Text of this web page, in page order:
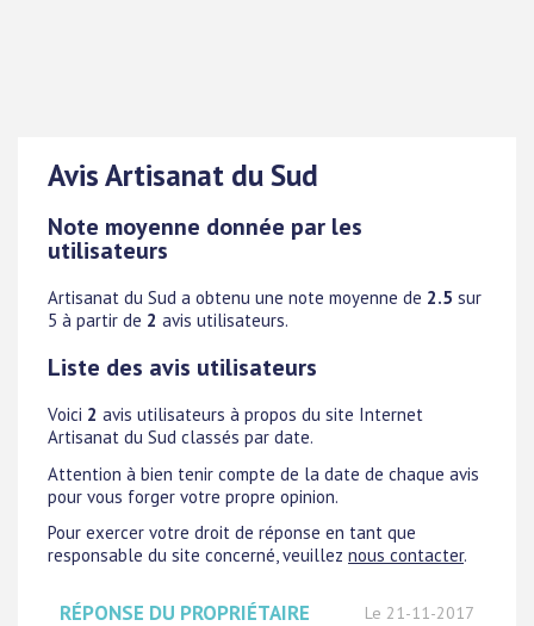
Avis Artisanat du Sud
Note moyenne donnée par les
utilisateurs
Artisanat du Sud a obtenu une note moyenne de 2.5 sur
5 à partir de 2 avis utilisateurs.
Liste des avis utilisateurs
Voici 2 avis utilisateurs à propos du site Internet
Artisanat du Sud classés par date.
Attention à bien tenir compte de la date de chaque avis
pour vous forger votre propre opinion.
Pour exercer votre droit de réponse en tant que
responsable du site concerné, veuillez nous contacter.
RÉPONSE DU PROPRIÉTAIRE Le 21-11-2017